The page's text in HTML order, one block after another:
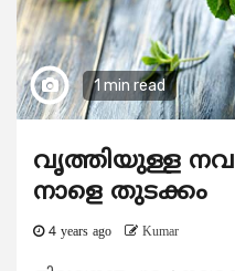
1 min read
വൃത്തിയുള്ള
നാളെ തുടക്കം
4 years ago Kumar